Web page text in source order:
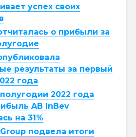
успех своих
о прибыли за
результаты за первый
года
2022 года
AB InBev
на 31%
подвела итоги